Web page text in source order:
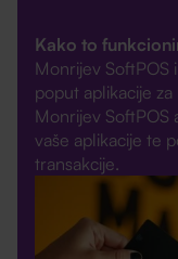
Kako to
Monrijev SoftPOS
poput aplikacije
Monrijev SoftPOS
vaše aplikacije te
transakcije.